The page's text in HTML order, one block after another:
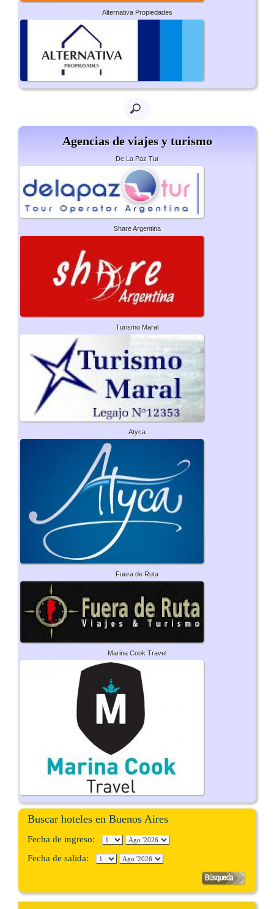
Alternativa Propiedades
Agencias de viajes y turismo
De La Paz Tur
Share Argentina
Turismo Maral
Atyca
Fuera de Ruta
Marina Cook Travel
Buscar hoteles en Buenos Aires
Fecha de ingreso:
Fecha de salida: